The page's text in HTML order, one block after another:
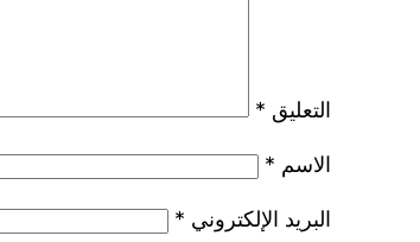
التعليق *
الاسم *
البريد الإلكتروني *